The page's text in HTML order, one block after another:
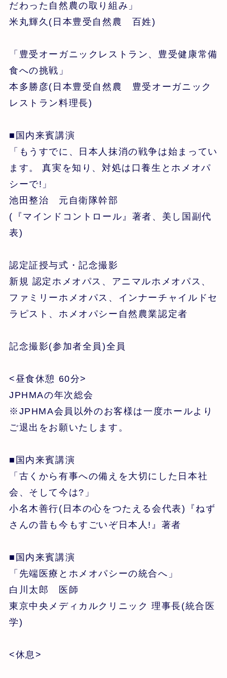
だわった自然農の取り組み」
米丸輝久(日本豊受自然農 百姓)
「豊受オーガニックレストラン、豊受健康常備
食への挑戦」
本多勝彦(日本豊受自然農 豊受オーガニック
レストラン料理長)
■国内来賓講演
「もうすでに、日本人抹消の戦争は始まってい
ます。 真実を知り、対処は口養生とホメオパ
シーで!」
池田整治 元自衛隊幹部
(『マインドコントロール』著者、美し国副代
表)
認定証授与式・記念撮影
新規 認定ホメオパス、アニマルホメオパス、
ファミリーホメオパス、インナーチャイルドセ
ラピスト、ホメオパシー自然農業認定者
記念撮影(参加者全員)全員
<昼食休憩 60分>
JPHMAの年次総会
※JPHMA会員以外のお客様は一度ホールより
ご退出をお願いたします。
■国内来賓講演
「古くから有事への備えを大切にした日本社
会、そして今は?」
小名木善行(日本の心をつたえる会代表)『ねず
さんの昔も今もすごいぞ日本人!』著者
■国内来賓講演
「先端医療とホメオパシーの統合へ」
白川太郎 医師
東京中央メディカルクリニック 理事長(統合医
学)
<休息>